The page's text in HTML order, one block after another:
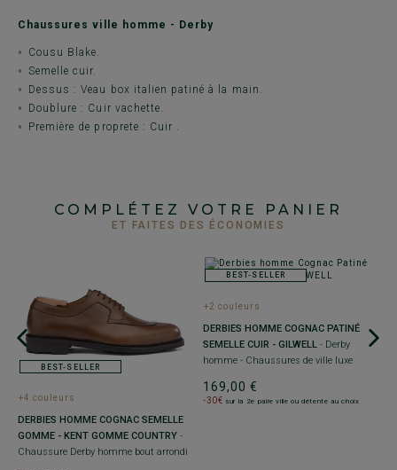
Chaussures ville homme - Derby
Cousu Blake.
Semelle cuir.
Dessus : Veau box italien patiné à la main.
Doublure : Cuir vachette.
Première de proprete : Cuir .
COMPLÉTEZ VOTRE PANIER
ET FAITES DES ÉCONOMIES
BEST-SELLER
+4 couleurs
DERBIES HOMME COGNAC SEMELLE
GOMME - KENT GOMME COUNTRY -
Chaussure Derby homme bout arrondi
BEST-SELLER
+2 couleurs
DERBIES HOMME COGNAC PATINÉ
SEMELLE CUIR - GILWELL - Derby
homme - Chaussures de ville luxe
169,00 €
-30€ sur la 2e paire ville ou détente au choix